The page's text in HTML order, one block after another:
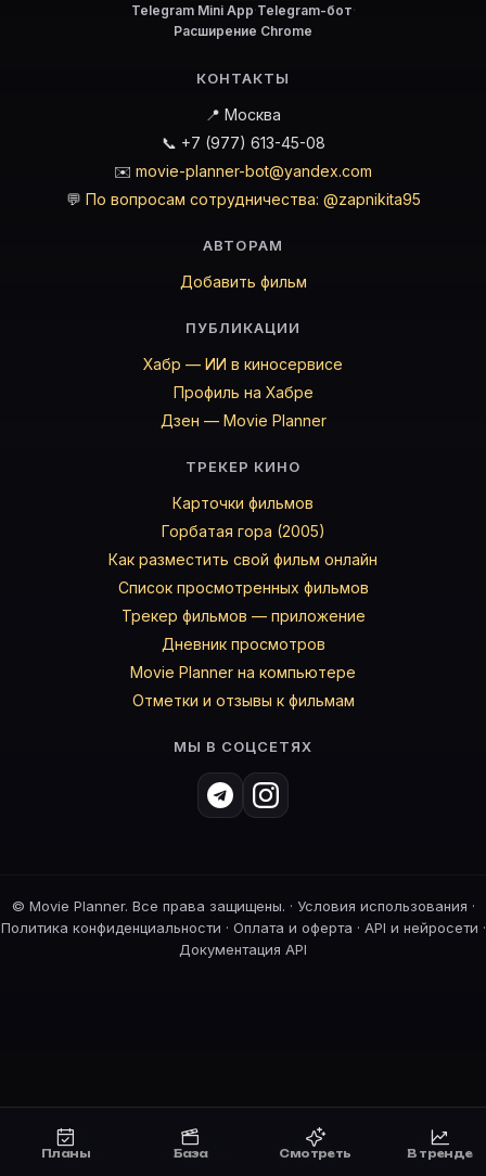
Планы Смотреть Премьеры В тренде
Планы База Смотреть В тренде
Telegram Mini App·Telegram-бот·
Расширение Chrome
КОНТАКТЫ
📍 Москва
📞 +7 (977) 613-45-08
✉️ movie-planner-bot@yandex.com
💬 По вопросам сотрудничества: @zapnikita95
АВТОРАМ
Добавить фильм
ПУБЛИКАЦИИ
Хабр — ИИ в киносервисе
Профиль на Хабре
Дзен — Movie Planner
ТРЕКЕР КИНО
Карточки фильмов
Горбатая гора (2005)
Как разместить свой фильм онлайн
Список просмотренных фильмов
Трекер фильмов — приложение
Дневник просмотров
Movie Planner на компьютере
Отметки и отзывы к фильмам
МЫ В СОЦСЕТЯХ
© Movie Planner. Все права защищены. · Условия использования ·
Политика конфиденциальности · Оплата и оферта · API и нейросети ·
Документация API